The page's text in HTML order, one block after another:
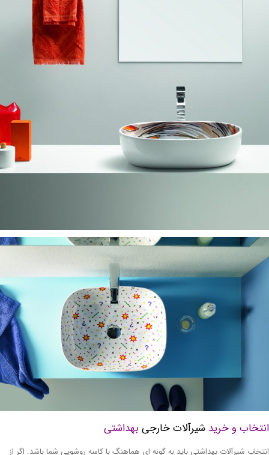
و خریدشیرآلات خارجیبهداشتی
شیرآلات بهداشتی باید به گونه ای هماهنگ با کاسه روشویی شما باشد. اگر از